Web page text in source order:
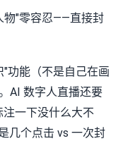
物"零容忍——直接封
"功能（不是自己在画
AI 数字人直播还要
一下没什么大不
几个点击 vs 一次封